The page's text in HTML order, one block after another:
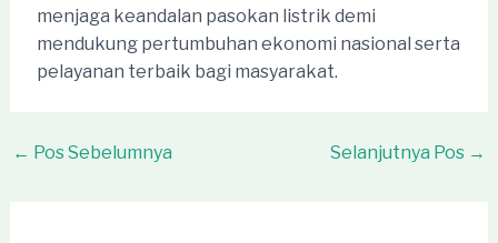
menjaga keandalan pasokan listrik demi
mendukung pertumbuhan ekonomi nasional serta
pelayanan terbaik bagi masyarakat.
Post
← Pos Sebelumnya Selanjutnya Pos →